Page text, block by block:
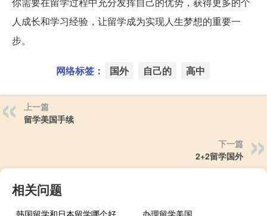
人成长和学习经验，让留学成为实现人生梦想的重要一
步。
网络标签： 国外 自己的 高中
上一篇
留学美国手续
下一篇
2+2留学国外
相关问题